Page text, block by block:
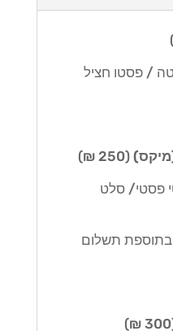
/ פסטו חציל
(250 ₪)
פסטי/ סלט
בתוספת תשלום